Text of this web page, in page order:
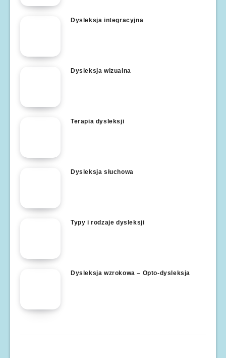
Dysleksja integracyjna
Dysleksja wizualna
Terapia dysleksji
Dysleksja słuchowa
Typy i rodzaje dysleksji
Dysleksja wzrokowa – Opto-dysleksja